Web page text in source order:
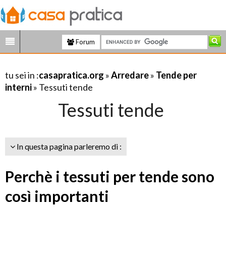
Forum
tu sei in :casapratica.org »Arredare» Tende per
interni» Tessuti tende
Tessuti tende
In questa pagina parleremo di :
Perchè i tessuti per tende sono
così importanti